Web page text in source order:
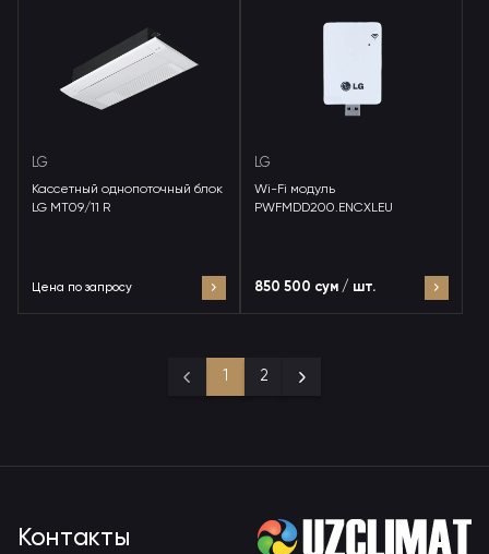
LG
Кассетный однопоточный блок
LG MT09/11 R
Цена по запросу
LG
Wi-Fi модуль
PWFMDD200.ENCXLEU
850 500 сум / шт.
2
Контакты